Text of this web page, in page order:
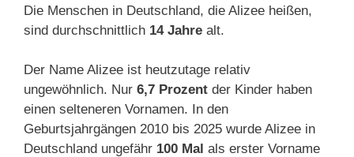
Die Menschen in Deutschland, die Alizee heißen,
sind durchschnittlich 14 Jahre alt.
Der Name Alizee ist heutzutage relativ
ungewöhnlich. Nur 6,7 Prozent der Kinder haben
einen selteneren Vornamen. In den
Geburtsjahrgängen 2010 bis 2025 wurde Alizee in
Deutschland ungefähr 100 Mal als erster Vorname